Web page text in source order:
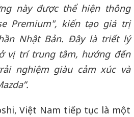
này được thể hiện thông
Premium", kiến tạo giá trị
Nhật Bản. Đây là triết lý
vị trí trung tâm, hướng đến
nghiệm giàu cảm xúc và
Việt Nam tiếp tục là một